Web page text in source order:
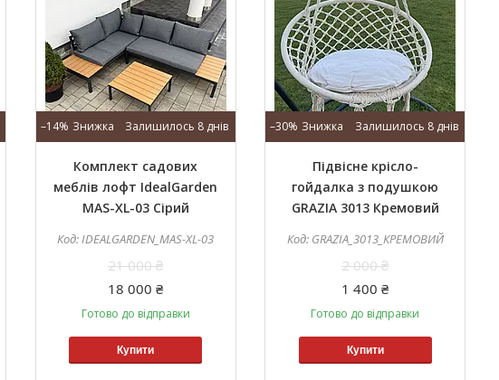
–14% Залишилось 8 днів
Комплект садових
меблів лофт IdealGarden
MAS-XL-03 Сірий
IDEALGARDEN_MAS-XL-03
21 000 ₴
18 000 ₴
Готово до відправки
Купити
–30% Залишилось 8 днів
Підвісне крісло-
гойдалка з подушкою
GRAZIA 3013 Кремовий
GRAZIA_3013_КРЕМОВИЙ
2 000 ₴
1 400 ₴
Готово до відправки
Купити